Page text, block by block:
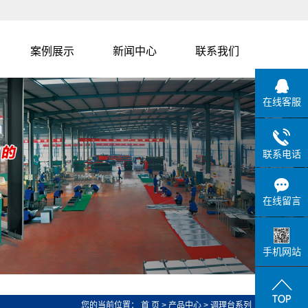
案例展示
客户案例
新闻中心
公司新闻
行业新闻
联系我们
您的当前位置： 首 页 > 产品中心 > 调理台系列
在线客服
联系电话
在线留言
手机网站